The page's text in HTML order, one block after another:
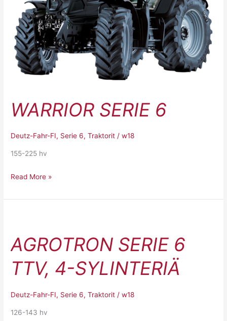
WARRIOR SERIE 6
Deutz-Fahr-FI, Serie 6,Traktorit /w18
155-225 hv
Read More »
AGROTRON SERIE 6
TTV, 4-SYLINTERIÄ
Deutz-Fahr-FI, Serie 6,Traktorit /w18
126-143 hv
6
TTV,
4-
SYLINTERIÄ